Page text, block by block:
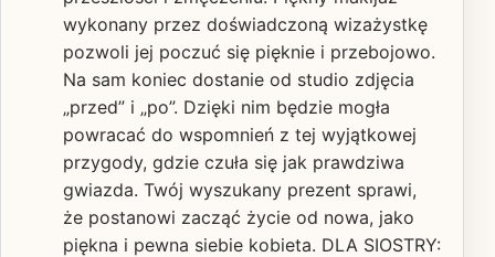
wykonany przez doświadczoną wizażystkę
pozwoli jej poczuć się pięknie i przebojowo.
Na sam koniec dostanie od studio zdjęcia
„przed” i „po”. Dzięki nim będzie mogła
powracać do wspomnień z tej wyjątkowej
przygody, gdzie czuła się jak prawdziwa
gwiazda. Twój wyszukany prezent sprawi,
że postanowi zacząć życie od nowa, jako
piękna i pewna siebie kobieta. DLA SIOSTRY: